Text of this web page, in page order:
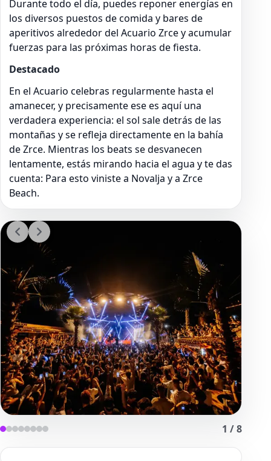
Durante todo el día, puedes reponer energías en
los diversos puestos de comida y bares de
aperitivos alrededor del Acuario Zrce y acumular
fuerzas para las próximas horas de fiesta.
Destacado
En el Acuario celebras regularmente hasta el
amanecer, y precisamente ese es aquí una
verdadera experiencia: el sol sale detrás de las
montañas y se refleja directamente en la bahía
de Zrce. Mientras los beats se desvanecen
lentamente, estás mirando hacia el agua y te das
cuenta: Para esto viniste a Novalja y a Zrce
Beach.
1 /8